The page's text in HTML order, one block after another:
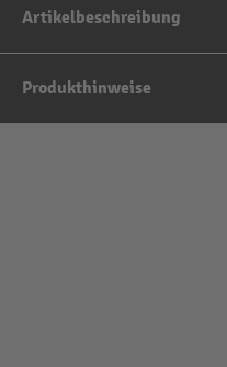
Artikelbeschreibung
Produkthinweise